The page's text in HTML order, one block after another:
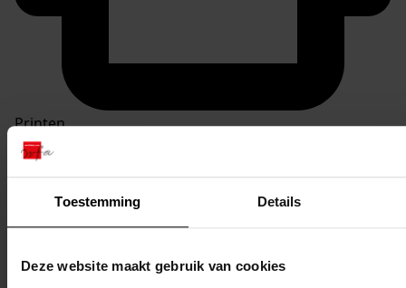
Toestemming Details
Deze website maakt gebruik van cookies
Printen
duurzaam webadres